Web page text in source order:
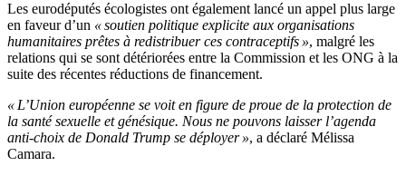
Les eurodéputés écologistes ont également lancé un appel plus large
en faveur d’un « soutien politique explicite aux organisations
humanitaires prêtes à redistribuer ces contraceptifs », malgré les
relations qui se sont détériorées entre la Commission et les ONG à la
suite des récentes réductions de financement.
« L’Union européenne se voit en figure de proue de la protection de
la santé sexuelle et génésique. Nous ne pouvons laisser l’agenda
anti-choix de Donald Trump se déployer », a déclaré Mélissa
Camara.